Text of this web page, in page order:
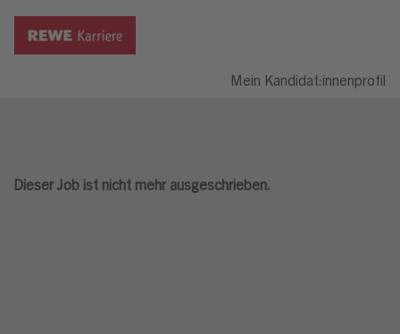
Mein Kandidat:innenprofil
Dieser Job ist nicht mehr ausgeschrieben.